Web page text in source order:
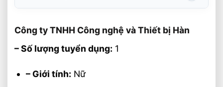
Hàn
Thông tin liên hệ
Công ty TNHH Công nghệ và Thiết bị Hàn
– Số lượng tuyển dụng: 1
– Giới tính: Nữ